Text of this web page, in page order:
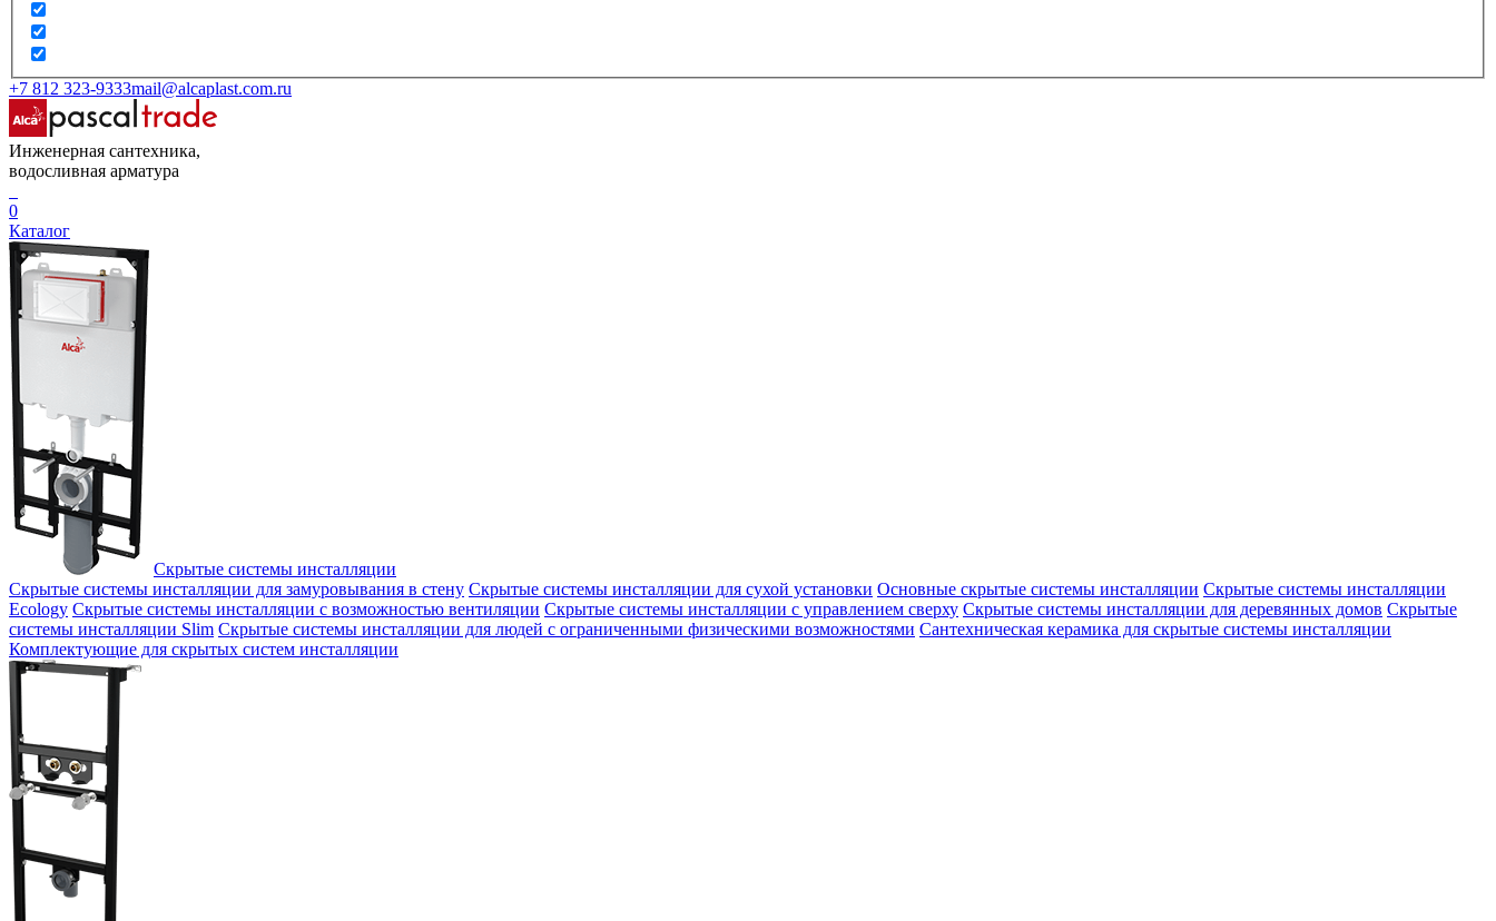
+7 812 323-9333mail@alcaplast.com.ru
Инженерная сантехника,
водосливная арматура
0
Каталог
Скрытые системы инсталляции
Скрытые системы инсталляции для замуровывания в стену Скрытые системы инсталляции для сухой установки Основные скрытые системы инсталляции Скрытые системы инсталляции
Ecology Скрытые системы инсталляции с возможностью вентиляции Скрытые системы инсталляции с управлением сверху Скрытые системы инсталляции для деревянных домов Скрытые
системы инсталляции Slim Скрытые системы инсталляции для людей с ограниченными физическими возможностями Сантехническая керамика для скрытые системы инсталляции
Комплектующие для скрытых систем инсталляции